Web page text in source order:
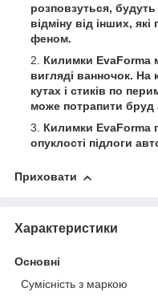
розповзуться,
відміну від інших,
феном.
Килимки EvaForma
вигляді ванночок. На
кутах і стиків по
може потрапити бруд
Килимки EvaForma
опуклості підлоги
Приховати
Характеристики
Основні
Сумісність з маркою